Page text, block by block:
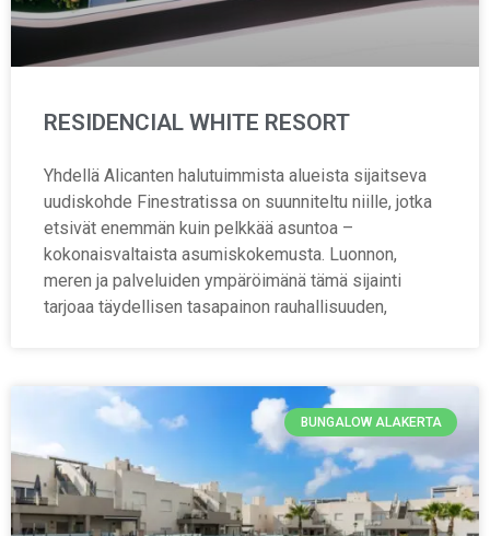
RESIDENCIAL WHITE RESORT
Yhdellä Alicanten halutuimmista alueista sijaitseva
uudiskohde Finestratissa on suunniteltu niille, jotka
etsivät enemmän kuin pelkkää asuntoa –
kokonaisvaltaista asumiskokemusta. Luonnon,
meren ja palveluiden ympäröimänä tämä sijainti
tarjoaa täydellisen tasapainon rauhallisuuden,
BUNGALOW ALAKERTA